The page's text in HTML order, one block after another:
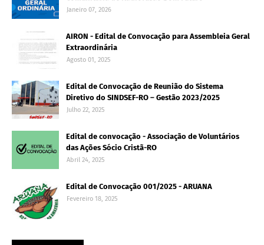
Janeiro 07, 2026
AIRON - Edital de Convocação para Assembleia Geral
Extraordinária
Agosto 01, 2025
Edital de Convocação de Reunião do Sistema
Diretivo do SINDSEF-RO – Gestão 2023/2025
Julho 22, 2025
Edital de convocação - Associação de Voluntários
das Ações Sócio Cristã-RO
Abril 24, 2025
Edital de Convocação 001/2025 - ARUANA
Fevereiro 18, 2025